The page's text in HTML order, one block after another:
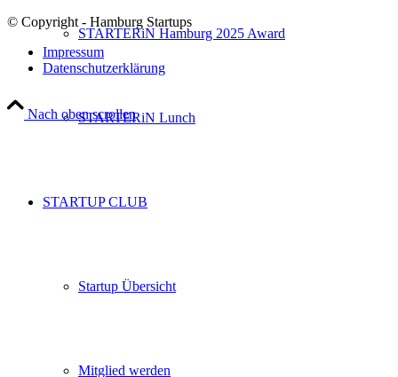
STARTERiN Hamburg 2025 Award
STARTERiN Lunch
STARTUP CLUB
Startup Übersicht
Mitglied werden
© Copyright - Hamburg Startups
Impressum
Datenschutzerklärung
Nach oben scrollen